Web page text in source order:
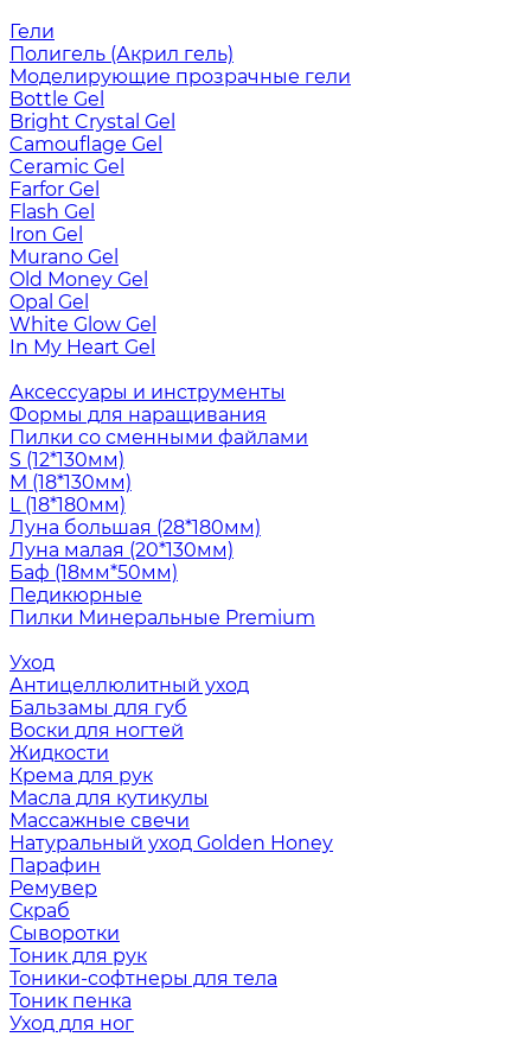
Гели
Полигель (Акрил гель)
Моделирующие прозрачные гели
Bottle Gel
Bright Crystal Gel
Camouflage Gel
Ceramic Gel
Farfor Gel
Flash Gel
Iron Gel
Murano Gel
Old Money Gel
Opal Gel
White Glow Gel
In My Heart Gel
Аксессуары и инструменты
Формы для наращивания
Пилки со сменными файлами
S (12*130мм)
M (18*130мм)
L (18*180мм)
Луна большая (28*180мм)
Луна малая (20*130мм)
Баф (18мм*50мм)
Педикюрные
Пилки Минеральные Premium
Уход
Антицеллюлитный уход
Бальзамы для губ
Воски для ногтей
Жидкости
Крема для рук
Масла для кутикулы
Массажные свечи
Натуральный уход Golden Honey
Парафин
Ремувер
Скраб
Сыворотки
Тоник для рук
Тоники-софтнеры для тела
Тоник пенка
Уход для ног